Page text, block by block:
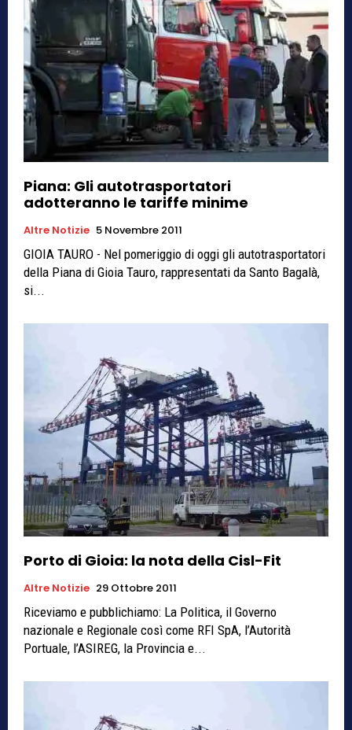
Piana: Gli autotrasportatori
adotteranno le tariffe minime
Altre Notizie 5 Novembre 2011
GIOIA TAURO - Nel pomeriggio di oggi gli autotrasportatori
della Piana di Gioia Tauro, rappresentati da Santo Bagalà,
si...
Porto di Gioia: la nota della Cisl-Fit
Altre Notizie 29 Ottobre 2011
Riceviamo e pubblichiamo: La Politica, il Governo
nazionale e Regionale così come RFI SpA, l’Autorità
Portuale, l’ASIREG, la Provincia e...